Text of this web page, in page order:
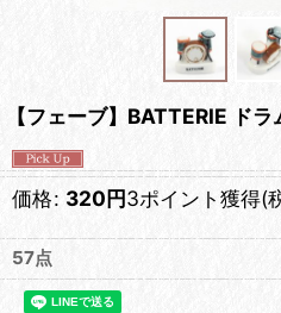
【フェーブ】BATTERIE ドラ
価格: 320円3ポイント獲得(
57点